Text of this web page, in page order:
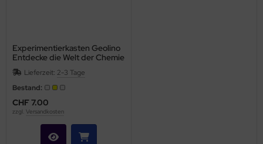
Experimentierkasten Geolino
Entdecke die Welt der Chemie
Lieferzeit: 2-3 Tage
Bestand:
CHF 7.00
zzgl. Versandkosten